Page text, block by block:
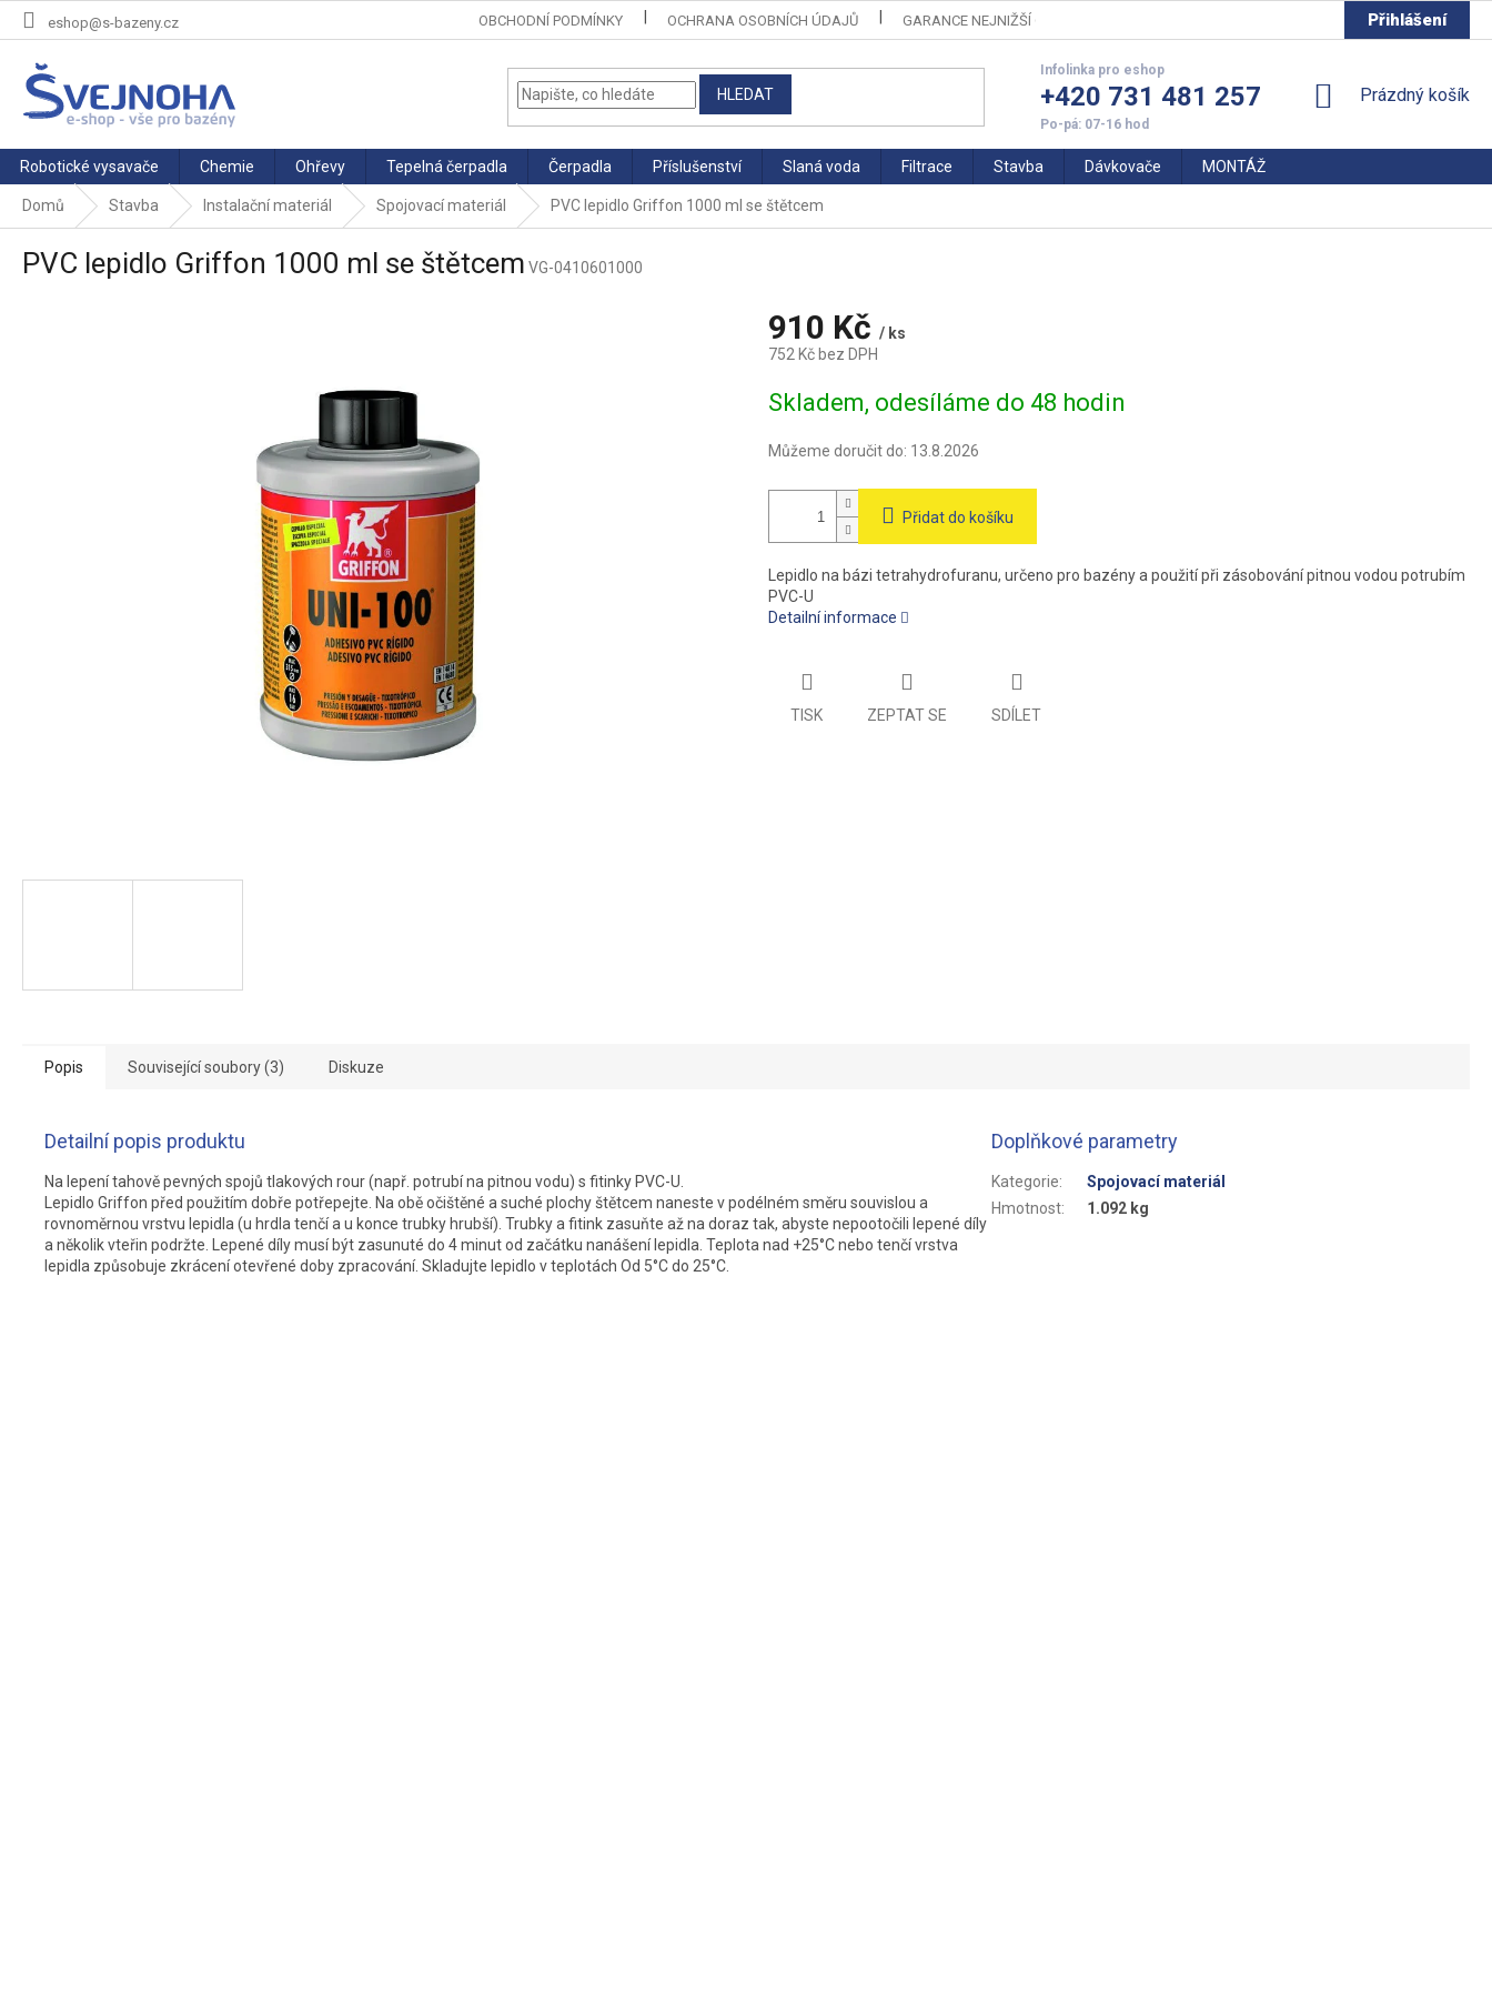
Přejít
eshop@s-bazeny.cz OBCHODNÍ PODMÍNKY OCHRANA OSOBNÍCH ÚDAJŮ GARANCE NEJNIŽŠÍ CENY Přihlášení
HLEDAT +420 731 481 257
NÁKUPNÍ
Prázdný košík
Robotické vysavače Chemie Ohřevy Tepelná čerpadla Čerpadla Příslušenství Slaná voda Filtrace Stavba Dávkovače MONTÁŽ
Domů Stavba Instalační materiál Spojovací materiál PVC lepidlo Griffon 1000 ml se štětcem
PVC lepidlo Griffon 1000 ml se štětcem VG-0410601000
910 Kč / ks
752 Kč bez DPH
cena:
Skladem, odesíláme do 48 hodin
Můžeme doručit do: 13.8.2026
Přidat do košíku
Lepidlo na bázi tetrahydrofuranu, určeno pro bazény a použití při zásobování pitnou vodou potrubím
PVC-U
Detailní informace
TISK ZEPTAT SE SDÍLET
Popis Související soubory (3) Diskuze
Detailní popis produktu
Na lepení tahově pevných spojů tlakových rour (např. potrubí na pitnou vodu) s fitinky PVC-U.
Lepidlo Griffon před použitím dobře potřepejte. Na obě očištěné a suché plochy štětcem naneste v podélném směru souvislou a
rovnoměrnou vrstvu lepidla (u hrdla tenčí a u konce trubky hrubší). Trubky a fitink zasuňte až na doraz tak, abyste nepootočili lepené díly
a několik vteřin podržte. Lepené díly musí být zasunuté do 4 minut od začátku nanášení lepidla. Teplota nad +25°C nebo tenčí vrstva
lepidla způsobuje zkrácení otevřené doby zpracování. Skladujte lepidlo v teplotách Od 5°C do 25°C.
Doplňkové parametry
Kategorie:
Spojovací materiál
Hmotnost: 1.092 kg